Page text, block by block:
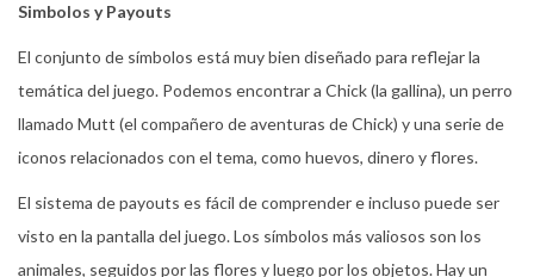
Simbolos y Payouts
El conjunto de símbolos está muy bien diseñado para reflejar la
temática del juego. Podemos encontrar a Chick (la gallina), un perro
llamado Mutt (el compañero de aventuras de Chick) y una serie de
iconos relacionados con el tema, como huevos, dinero y flores.
El sistema de payouts es fácil de comprender e incluso puede ser
visto en la pantalla del juego. Los símbolos más valiosos son los
animales, seguidos por las flores y luego por los objetos. Hay un